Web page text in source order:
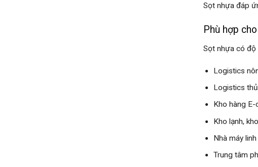
Sọt nhựa đáp
Phù hợp
Sọt nhựa có độ
Logistics
Logistics
Kho hàng
Kho lạnh,
Nhà máy
Trung tâm